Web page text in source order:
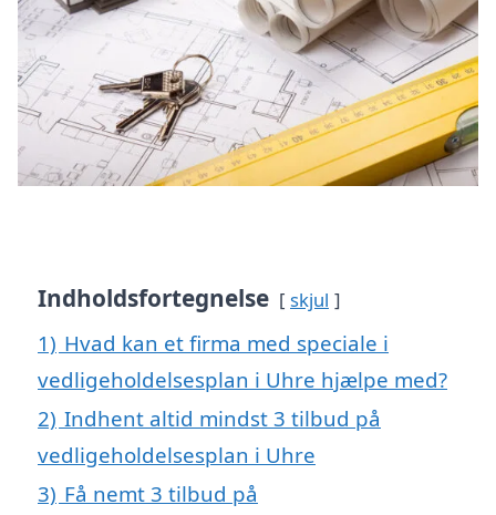
Indholdsfortegnelse skjul
1) Hvad kan et firma med speciale i
vedligeholdelsesplan i Uhre hjælpe med?
2) Indhent altid mindst 3 tilbud på
vedligeholdelsesplan i Uhre
3) Få nemt 3 tilbud på